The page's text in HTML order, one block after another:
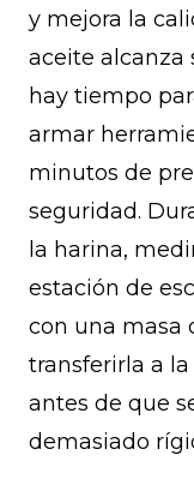
y mejora la
aceite alcanza
hay tiempo
armar
minutos de
seguridad.
la harina,
estación de
con una masa
transferirla a
antes de que
demasiado